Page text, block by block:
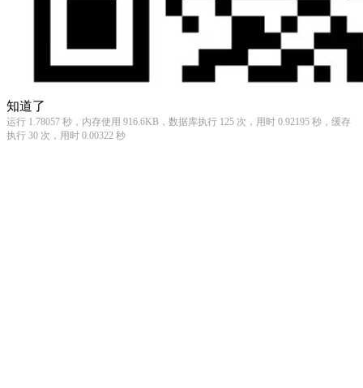
知道了
运行 1.78057 秒，内存使用 916.6KB，数据库执行 125 次，用时 0.92195 秒，缓存
执行 30 次，用时 0.00322 秒